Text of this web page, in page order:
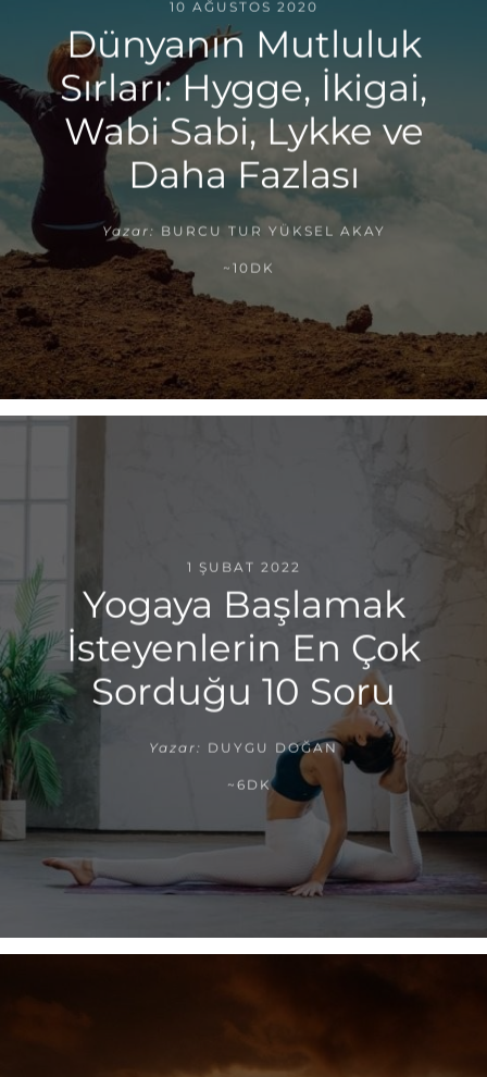
10 AĞUSTOS 2020
Dünyanın Mutluluk
Sırları: Hygge, İkigai,
Wabi Sabi, Lykke ve
Daha Fazlası
Yazar: BURCU TUR YÜKSEL AKAY
~10DK
1 ŞUBAT 2022
Yogaya Başlamak
İsteyenlerin En Çok
Sorduğu 10 Soru
Yazar: DUYGU DOĞAN
~6DK